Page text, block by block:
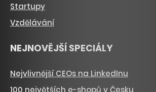
Startupy
Vzdělávání
NEJNOVĚJŠÍ SPECIÁLY
Nejvlivnější CEOs na LinkedInu
100 největších e-shopů v Česku